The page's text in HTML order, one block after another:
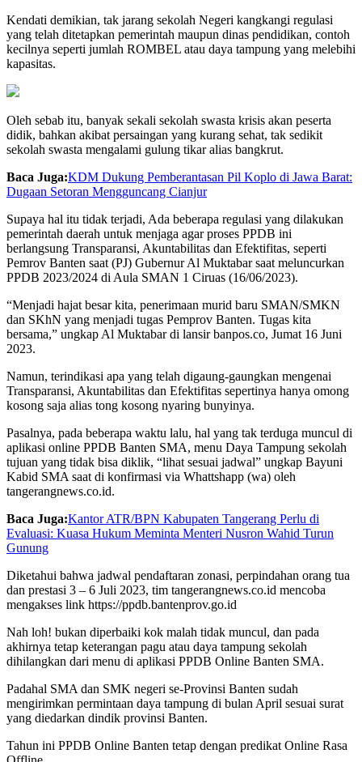
Kendati demikian, tak jarang sekolah Negeri kangkangi regulasi
yang telah ditetapkan pemerintah maupun dinas pendidikan, contoh
kecilnya seperti jumlah ROMBEL atau daya tampung yang melebihi
kapasitas.
Oleh sebab itu, banyak sekali sekolah swasta krisis akan peserta
didik, bahkan akibat persaingan yang kurang sehat, tak sedikit
sekolah swasta mengalami gulung tikar alias bangkrut.
Baca Juga:KDM Dukung Pemberantasan Pil Koplo di Jawa Barat:
Dugaan Setoran Mengguncang Cianjur
Supaya hal itu tidak terjadi, Ada beberapa regulasi yang dilakukan
pemerintah daerah untuk menjaga agar proses PPDB ini
berlangsung Transparansi, Akuntabilitas dan Efektifitas, seperti
Pemrov Banten saat (PJ) Gubernur Al Muktabar saat meluncurkan
PPDB 2023/2024 di Aula SMAN 1 Ciruas (16/06/2023).
“Menjadi hajat besar kita, penerimaan murid baru SMAN/SMKN
dan SKhN yang menjadi tugas Pemprov Banten. Tugas kita
bersama,” ungkap Al Muktabar di lansir banpos.co, Jumat 16 Juni
2023.
Namun, terindikasi apa yang telah digaung-gaungkan mengenai
Transparansi, Akuntabilitas dan Efektifitas sepertinya hanya omong
kosong saja alias tong kosong nyaring bunyinya.
Pasalnya, pada beberapa waktu lalu, hal yang tak terduga muncul di
aplikasi online PPDB Banten SMA, menu Daya Tampung sekolah
tujuan yang tidak bisa diklik, “lihat sesuai jadwal” ungkap Bayuni
Kabid SMA saat di konfirmasi via Whattshapp (wa) oleh
tangerangnews.co.id.
Baca Juga:Kantor ATR/BPN Kabupaten Tangerang Perlu di
Evaluasi: Kuasa Hukum Meminta Menteri Nusron Wahid Turun
Gunung
Diketahui bahwa jadwal pendaftaran zonasi, perpindahan orang tua
dan prestasi 3 – 6 Juli 2023, tim tangerangnews.co.id mencoba
mengakses link https://ppdb.bantenprov.go.id
Nah loh! bukan diperbaiki kok malah tidak muncul, dan pada
akhirnya tetap keterangan pagu atau daya tampung sekolah
dihilangkan dari menu di aplikasi PPDB Online Banten SMA.
Padahal SMA dan SMK negeri se-Provinsi Banten sudah
mengirimkan permintaan daya tampung di bulan April sesuai surat
yang diedarkan dindik provinsi Banten.
Tahun ini PPDB Online Banten tetap dengan predikat Online Rasa